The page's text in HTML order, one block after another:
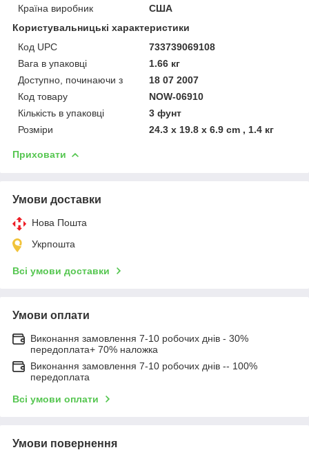
Країна виробник
США
Користувальницькі характеристики
Код UPC
733739069108
Вага в упаковці
1.66 кг
Доступно, починаючи з
18 07 2007
Код товару
NOW-06910
Кількість в упаковці
3 фунт
Розміри
24.3 x 19.8 x 6.9 cm , 1.4 кг
Приховати
Умови доставки
Нова Пошта
Укрпошта
Всі умови доставки
Умови оплати
Виконання замовлення 7-10 робочих днів - 30%
передоплата+ 70% наложка
Виконання замовлення 7-10 робочих днів -- 100%
передоплата
Всі умови оплати
Умови повернення